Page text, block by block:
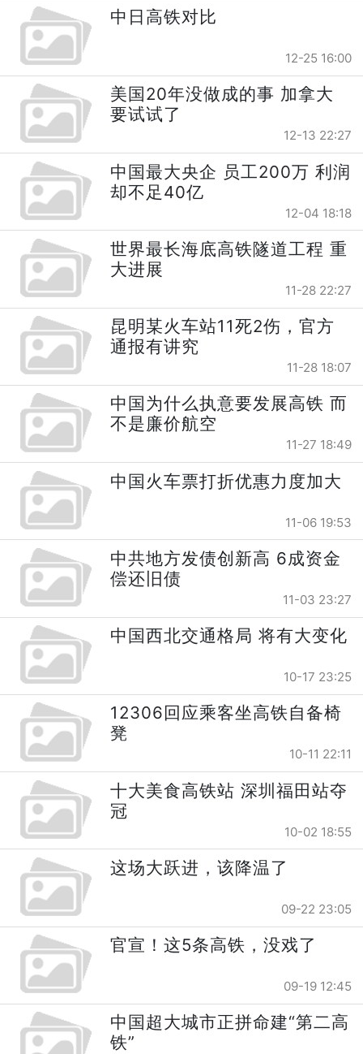
中日高铁对比
12-25 16:00
美国20年没做成的事 加拿大
要试试了
12-13 22:27
中国最大央企 员工200万 利润
却不足40亿
12-04 18:18
世界最长海底高铁隧道工程 重
大进展
11-28 22:27
昆明某火车站11死2伤，官方
通报有讲究
11-28 18:07
中国为什么执意要发展高铁 而
不是廉价航空
11-27 18:49
中国火车票打折优惠力度加大
11-06 19:53
中共地方发债创新高 6成资金
偿还旧债
11-03 23:27
中国西北交通格局 将有大变化
10-17 23:25
12306回应乘客坐高铁自备椅
凳
10-11 22:11
十大美食高铁站 深圳福田站夺
冠
10-02 18:55
这场大跃进，该降温了
09-22 23:05
官宣！这5条高铁，没戏了
09-19 12:45
中国超大城市正拼命建“第二高
铁”